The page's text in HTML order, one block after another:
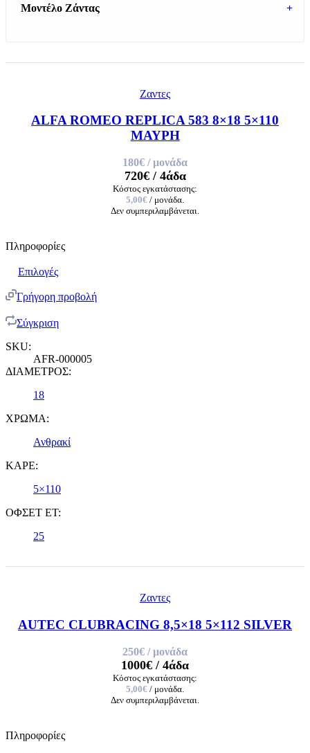
Μοντέλο Ζάντας +
Ζαντες
ALFA ROMEO REPLICA 583 8×18 5×110
ΜΑΥΡΗ
180€ / μονάδα
720€/ 4άδα
Κόστος εγκατάστασης:
5,00€ / μονάδα.
Δεν συμπεριλαμβάνεται.
Πληροφορίες
Επιλογές
Γρήγορη προβολή
Σύγκριση
SKU:
AFR-000005
ΔΙΑΜΕΤΡΟΣ:
18
ΧΡΩΜΑ:
Ανθρακί
ΚΑΡΕ:
5×110
ΟΦΣΕΤ ET:
25
Ζαντες
AUTEC CLUBRACING 8,5×18 5×112 SILVER
250€ / μονάδα
1000€ / 4άδα
Κόστος εγκατάστασης:
5,00€ / μονάδα.
Δεν συμπεριλαμβάνεται.
Πληροφορίες